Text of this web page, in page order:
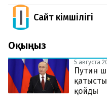
Сайт Әкімшілігі
Оқыңыз
5 августа
Путин
қатысты
қойды